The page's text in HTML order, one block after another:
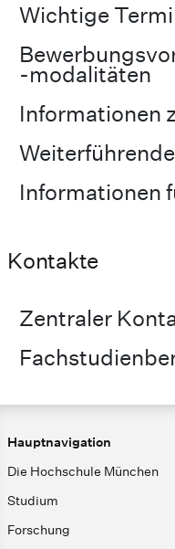
Wichtige
-modalitäten
Informationen
Informationen
Kontakte
Zentraler
Hauptnavigation
Die Hochschule München
Studium
Forschung